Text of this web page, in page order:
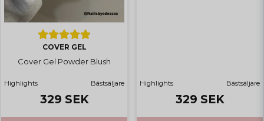
COVER GEL
Cover Gel Powder Blush
Highlights Bästsäljare
329 SEK
Highlights Bästsäljare
329 SEK